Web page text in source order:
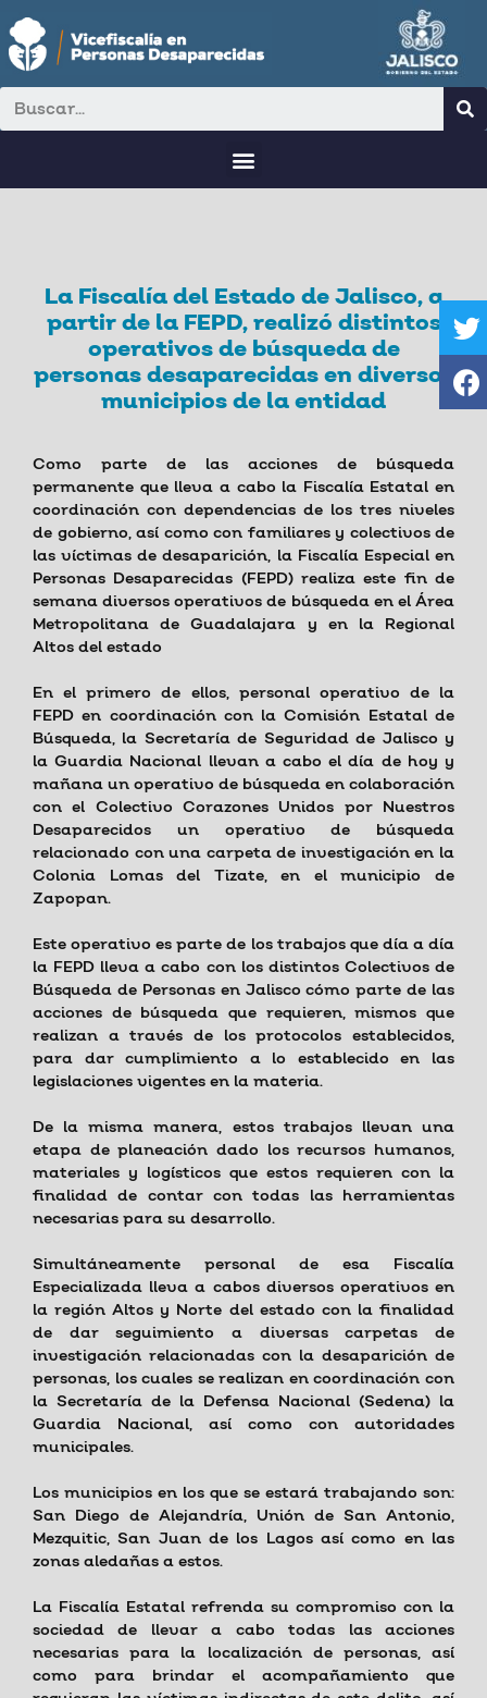
La Fiscalía del Estado de Jalisco, a
partir de la FEPD, realizó distintos
operativos de búsqueda de
personas desaparecidas en diversos
municipios de la entidad
Como parte de las acciones de búsqueda
permanente que lleva a cabo la Fiscalía Estatal en
coordinación con dependencias de los tres niveles
de gobierno, así como con familiares y colectivos de
las víctimas de desaparición, la Fiscalía Especial en
Personas Desaparecidas (FEPD) realiza este fin de
semana diversos operativos de búsqueda en el Área
Metropolitana de Guadalajara y en la Regional
Altos del estado
En el primero de ellos, personal operativo de la
FEPD en coordinación con la Comisión Estatal de
Búsqueda, la Secretaría de Seguridad de Jalisco y
la Guardia Nacional llevan a cabo el día de hoy y
mañana un operativo de búsqueda en colaboración
con el Colectivo Corazones Unidos por Nuestros
Desaparecidos un operativo de búsqueda
relacionado con una carpeta de investigación en la
Colonia Lomas del Tizate, en el municipio de
Zapopan.
Este operativo es parte de los trabajos que día a día
la FEPD lleva a cabo con los distintos Colectivos de
Búsqueda de Personas en Jalisco cómo parte de las
acciones de búsqueda que requieren, mismos que
realizan a través de los protocolos establecidos,
para dar cumplimiento a lo establecido en las
legislaciones vigentes en la materia.
De la misma manera, estos trabajos llevan una
etapa de planeación dado los recursos humanos,
materiales y logísticos que estos requieren con la
finalidad de contar con todas las herramientas
necesarias para su desarrollo.
Simultáneamente personal de esa Fiscalía
Especializada lleva a cabos diversos operativos en
la región Altos y Norte del estado con la finalidad
de dar seguimiento a diversas carpetas de
investigación relacionadas con la desaparición de
personas, los cuales se realizan en coordinación con
la Secretaría de la Defensa Nacional (Sedena) la
Guardia Nacional, así como con autoridades
municipales.
Los municipios en los que se estará trabajando son:
San Diego de Alejandría, Unión de San Antonio,
Mezquitic, San Juan de los Lagos así como en las
zonas aledañas a estos.
La Fiscalía Estatal refrenda su compromiso con la
sociedad de llevar a cabo todas las acciones
necesarias para la localización de personas, así
como para brindar el acompañamiento que